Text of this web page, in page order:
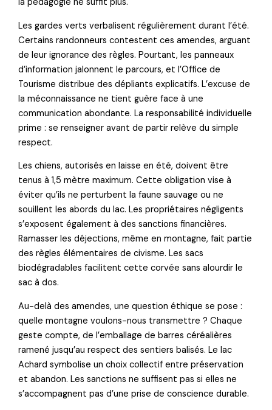
Les gardes verts verbalisent régulièrement durant l’été.
Certains randonneurs contestent ces amendes, arguant
de leur ignorance des règles. Pourtant, les panneaux
d’information jalonnent le parcours, et l’Office de
Tourisme distribue des dépliants explicatifs. L’excuse de
la méconnaissance ne tient guère face à une
communication abondante. La responsabilité individuelle
prime : se renseigner avant de partir relève du simple
respect.
Les chiens, autorisés en laisse en été, doivent être
tenus à 1,5 mètre maximum. Cette obligation vise à
éviter qu’ils ne perturbent la faune sauvage ou ne
souillent les abords du lac. Les propriétaires négligents
s’exposent également à des sanctions financières.
Ramasser les déjections, même en montagne, fait partie
des règles élémentaires de civisme. Les sacs
biodégradables facilitent cette corvée sans alourdir le
sac à dos.
Au-delà des amendes, une question éthique se pose :
quelle montagne voulons-nous transmettre ? Chaque
geste compte, de l’emballage de barres céréalières
ramené jusqu’au respect des sentiers balisés. Le lac
Achard symbolise un choix collectif entre préservation
et abandon. Les sanctions ne suffisent pas si elles ne
s’accompagnent pas d’une prise de conscience durable.